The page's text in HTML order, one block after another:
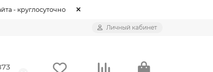
- круглосуточно
Личный кабинет